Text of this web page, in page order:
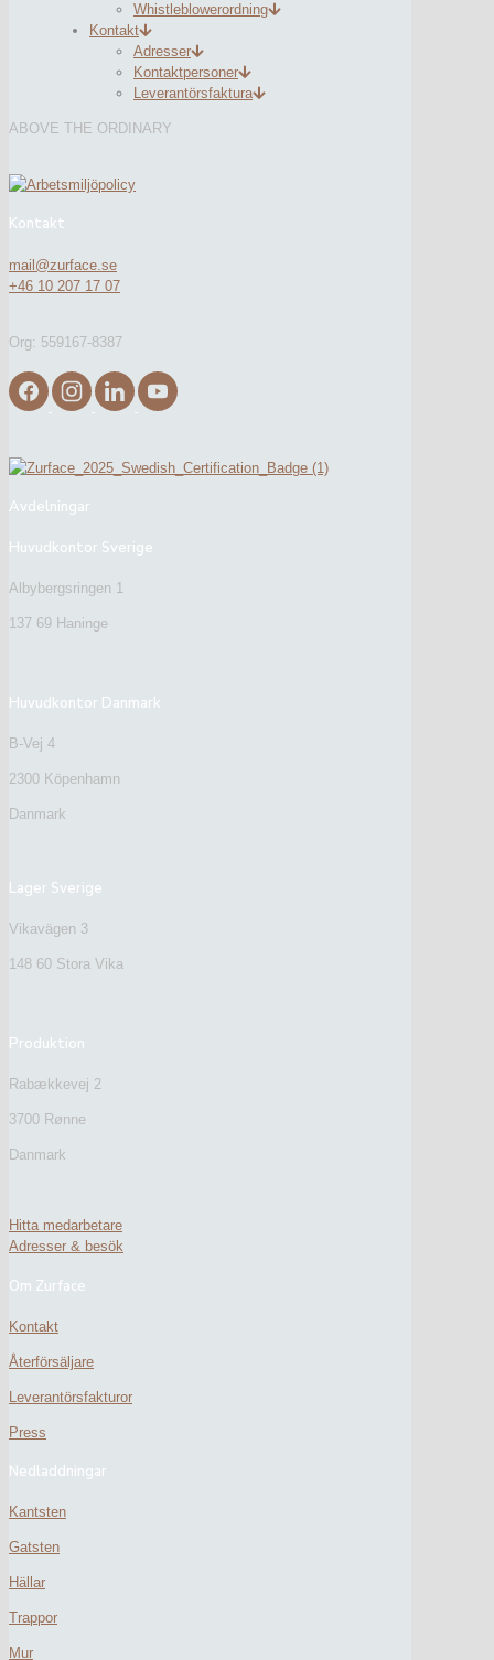
Whistleblowerordning
Kontakt
Adresser
Kontaktpersoner
Leverantörsfaktura
ABOVE THE ORDINARY
Kontakt
mail@zurface.se
+46 10 207 17 07
Org: 559167-8387
Avdelningar
Huvudkontor Sverige
Albybergsringen 1
137 69 Haninge
Huvudkontor Danmark
B-Vej 4
2300 Köpenhamn
Danmark
Lager Sverige
Vikavägen 3
148 60 Stora Vika
Produktion
Rabækkevej 2
3700 Rønne
Danmark
Hitta medarbetare
Adresser & besök
Om Zurface
Kontakt
Återförsäljare
Leverantörsfakturor
Press
Nedladdningar
Kantsten
Gatsten
Hällar
Trappor
Mur